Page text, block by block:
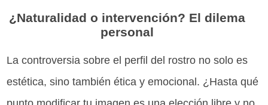
¿Naturalidad o intervención? El dilema
personal
La controversia sobre el perfil del rostro no solo es
estética, sino también ética y emocional. ¿Hasta qué